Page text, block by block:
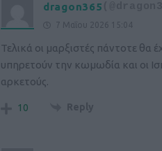
dragon365
7 Μαΐου 2026 15:04
Τελικά οι μαρξιστές πάντοτε θα
υπηρετούν την κωμωδία και οι
αρκετούς.
10 Reply